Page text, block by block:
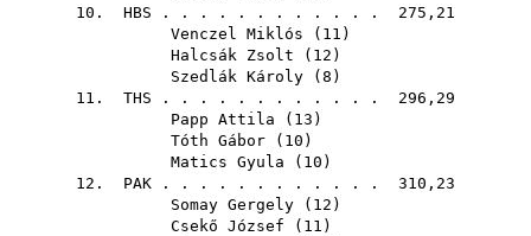
10. HBS . . . . . . . . . . . . 275,21
Venczel Miklós ( 11 )
Halcsák Zsolt ( 12 )
Szedlák Károly ( 8 )
11. THS . . . . . . . . . . . . 296,29
Papp Attila ( 13 )
Tóth Gábor ( 10 )
Matics Gyula ( 10 )
12. PAK . . . . . . . . . . . . 310,23
Somay Gergely ( 12 )
Csekő József ( 11 )